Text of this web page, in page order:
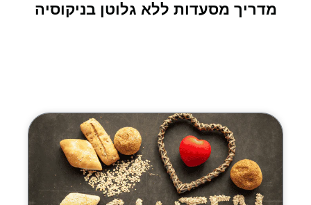
מדריך מסעדות ללא גלוטן בניקוסיה